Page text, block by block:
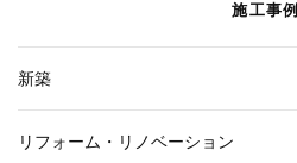
施工事例
新築
リフォーム・リノベーション